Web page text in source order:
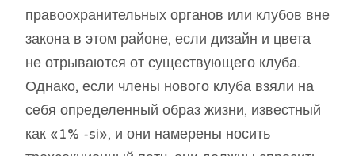
правоохранительных органов или клубов вне
закона в этом районе, если дизайн и цвета
не отрываются от существующего клуба.
Однако, если члены нового клуба взяли на
себя определенный образ жизни, известный
как «1% -si», и они намерены носить